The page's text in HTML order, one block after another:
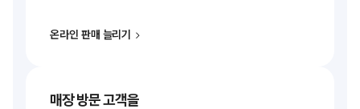
온라인 판매 늘리기
매장 방문 고객을